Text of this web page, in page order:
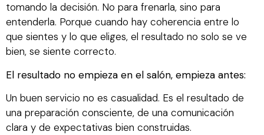
tomando la decisión. No para frenarla, sino para
entenderla. Porque cuando hay coherencia entre lo
que sientes y lo que eliges, el resultado no solo se ve
bien, se siente correcto.
El resultado no empieza en el salón, empieza antes:
Un buen servicio no es casualidad. Es el resultado de
una preparación consciente, de una comunicación
clara y de expectativas bien construidas.